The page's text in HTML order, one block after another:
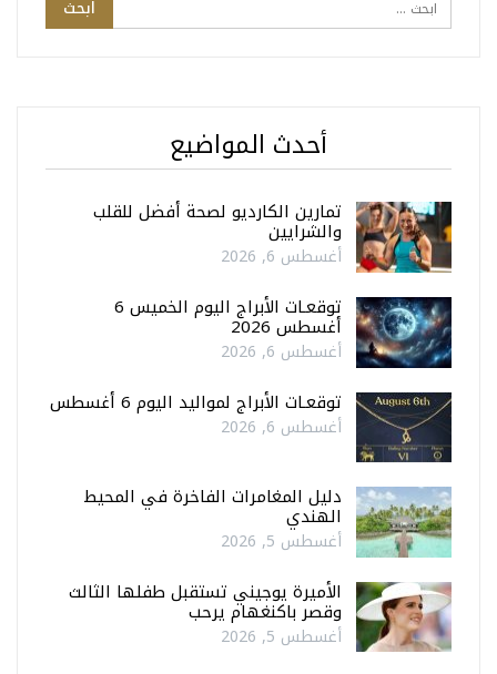
أحدث المواضيع
تمارين الكارديو لصحة أفضل للقلب
والشرايين
أغسطس 6, 2026
توقعـات الأبراج اليوم الخميس 6
أغسطس 2026
أغسطس 6, 2026
توقعـات الأبراج لمواليد اليوم 6 أغسطس
أغسطس 6, 2026
دليل المغامرات الفاخرة في المحيط
الهندي
أغسطس 5, 2026
الأميرة يوجيني تستقبل طفلها الثالث
وقصر باكنغهام يرحب
أغسطس 5, 2026